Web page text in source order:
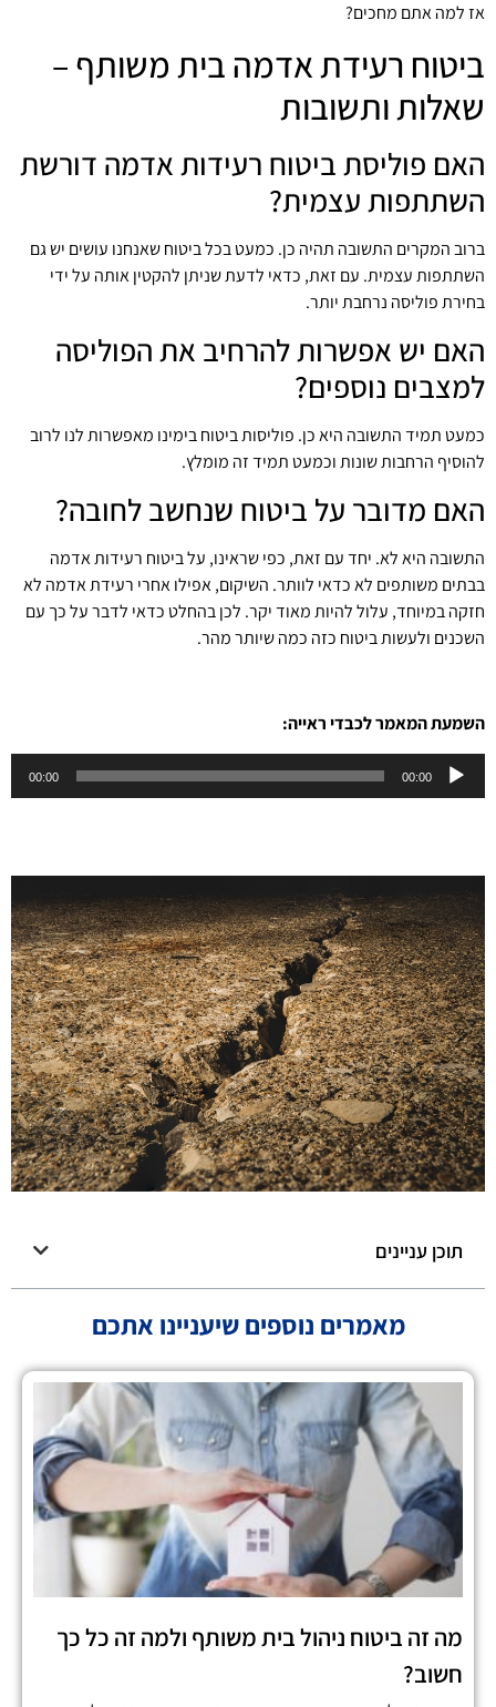
אז למה אתם מחכים?
ביטוח רעידת אדמה בית משותף –
שאלות ותשובות
האם פוליסת ביטוח רעידות אדמה דורשת
השתתפות עצמית?
ברוב המקרים התשובה תהיה כן. כמעט בכל ביטוח שאנחנו עושים יש גם
השתתפות עצמית. עם זאת, כדאי לדעת שניתן להקטין אותה על ידי
בחירת פוליסה נרחבת יותר.
האם יש אפשרות להרחיב את הפוליסה
למצבים נוספים?
כמעט תמיד התשובה היא כן. פוליסות ביטוח בימינו מאפשרות לנו לרוב
להוסיף הרחבות שונות וכמעט תמיד זה מומלץ.
האם מדובר על ביטוח שנחשב לחובה?
התשובה היא לא. יחד עם זאת, כפי שראינו, על ביטוח רעידות אדמה
בבתים משותפים לא כדאי לוותר. השיקום, אפילו אחרי רעידת אדמה לא
חזקה במיוחד, עלול להיות מאוד יקר. לכן בהחלט כדאי לדבר על כך עם
השכנים ולעשות ביטוח כזה כמה שיותר מהר.
השמעת המאמר לכבדי ראייה:
00:00
00:00
תוכן עניינים
מאמרים נוספים שיעניינו אתכם
מה זה ביטוח ניהול בית משותף ולמה זה כל כך
חשוב?